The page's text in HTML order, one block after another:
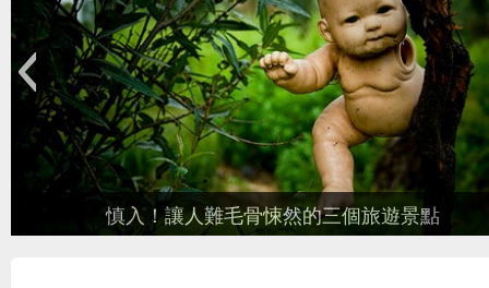
慎入！讓人難毛骨悚然的三個旅遊景點